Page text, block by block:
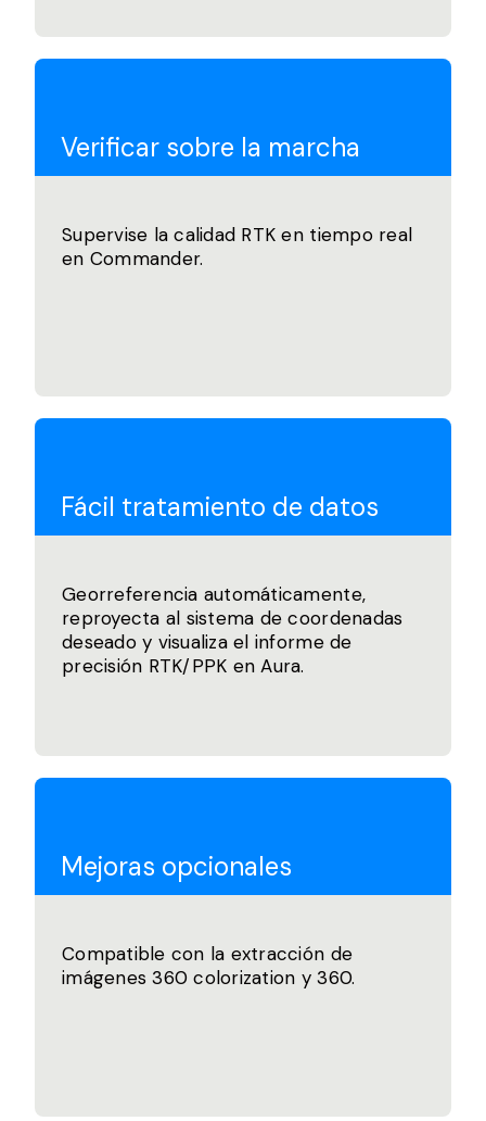
Verificar sobre la marcha
Supervise la calidad RTK en tiempo real
en Commander.
Fácil tratamiento de datos
Georreferencia automáticamente,
reproyecta al sistema de coordenadas
deseado y visualiza el informe de
precisión RTK/PPK en Aura.
Mejoras opcionales
Compatible con la extracción de
imágenes 360 colorization y 360.